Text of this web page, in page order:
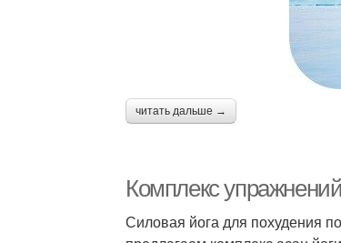
читать дальше →
Комплекс
Силовая йога для похудения